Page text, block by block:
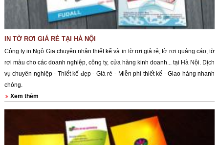
IN TỜ RƠI GIÁ RẺ TẠI HÀ NỘI
Công ty in Ngô Gia chuyên nhận thiết kế và in tờ rơi giả rẻ, tờ rơi quảng cáo, tờ
rơi màu cho các doanh nghiệp, công ty, cửa hàng kinh doanh... tại Hà Nội. Dịch
vụ chuyên nghiệp - Thiết kế đẹp - Giá rẻ - Miễn phí thiết kế - Giao hàng nhanh
chóng.
Xem thêm